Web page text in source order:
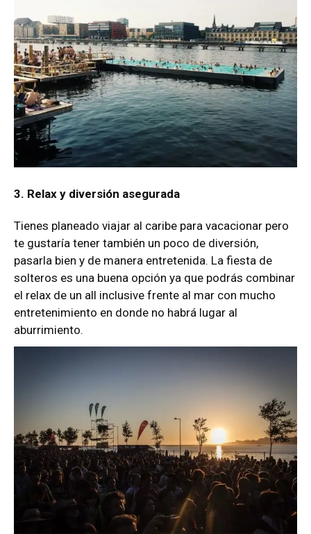
3. Relax y diversión asegurada
Tienes planeado viajar al caribe para vacacionar pero
te gustaría tener también un poco de diversión,
pasarla bien y de manera entretenida. La fiesta de
solteros es una buena opción ya que podrás combinar
el relax de un all inclusive frente al mar con mucho
entretenimiento en donde no habrá lugar al
aburrimiento.